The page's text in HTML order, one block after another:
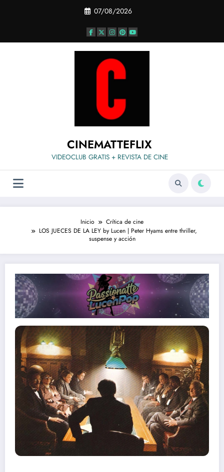
07/08/2026
CINEMATTEFLIX
VIDEOCLUB GRATIS + REVISTA DE CINE
Inicio
Crítica de cine
LOS JUECES DE LA LEY by Lucen | Peter Hyams entre thriller,
suspense y acción